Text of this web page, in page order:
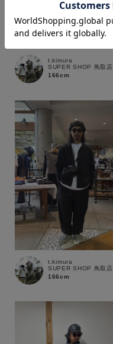
価格
商品タイプ
通常商品
セール価格
在庫
在庫あり
t.kimura
SUPER SHOP 鳥取店
166cm
t.kimura
SUPER SHOP 鳥取店
166cm